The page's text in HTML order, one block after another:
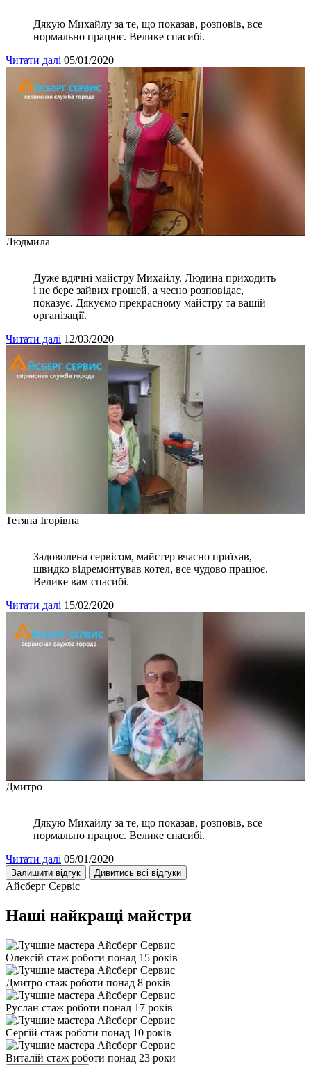
Дякую Михайлу за те, що показав, розповів, все
нормально працює. Велике спасибі.
Читати далі 05/01/2020
Людмила
Дуже вдячні майстру Михайлу. Людина приходить
і не бере зайвих грошей, а чесно розповідає,
показує. Дякуємо прекрасному майстру та вашій
організації.
Читати далі 12/03/2020
Тетяна Ігорівна
Задоволена сервісом, майстер вчасно приїхав,
швидко відремонтував котел, все чудово працює.
Велике вам спасибі.
Читати далі 15/02/2020
Дмитро
Дякую Михайлу за те, що показав, розповів, все
нормально працює. Велике спасибі.
Читати далі 05/01/2020
Залишити відгук Дивитись всі відгуки
Айсберг Сервіс
Наші найкращі майстри
Олексій стаж роботи понад 15 років
Дмитро стаж роботи понад 8 років
Руслан стаж роботи понад 17 років
Сергій стаж роботи понад 10 років
Виталій стаж роботи понад 23 роки